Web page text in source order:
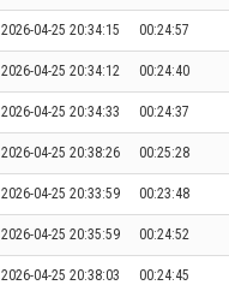
2026-04-25 20:34:15 00:24:57
2026-04-25 20:34:12 00:24:40
2026-04-25 20:34:33 00:24:37
2026-04-25 20:38:26 00:25:28
2026-04-25 20:33:59 00:23:48
2026-04-25 20:35:59 00:24:52
2026-04-25 20:38:03 00:24:45